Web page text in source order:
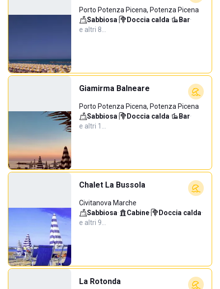
Porto Potenza Picena, Potenza Picena
Sabbiosa· Doccia calda· Bar·
e altri 8…
Giamirma Balneare
Porto Potenza Picena, Potenza Picena
Sabbiosa· Doccia calda· Bar·
e altri 1…
Chalet La Bussola
Civitanova Marche
Sabbiosa· Cabine· Doccia calda·
e altri 9…
La Rotonda